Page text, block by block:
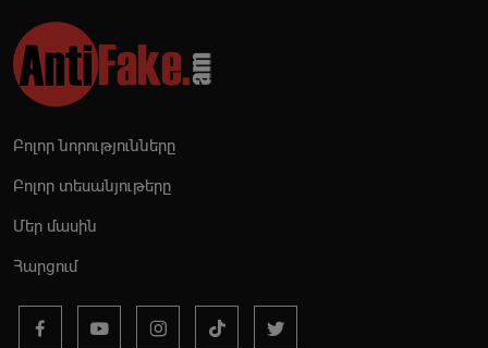
Բոլոր նորությունները
Բոլոր տեսանյութերը
Մեր մասին
Հարցում